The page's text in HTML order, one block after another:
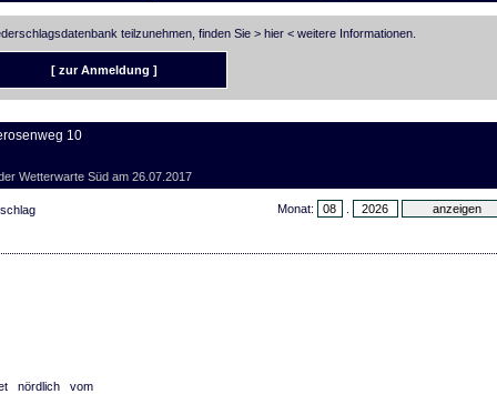
teilzunehmen, finden Sie > hier< weitere Informationen.
[ zur Anmeldung ]
10
Wetterwarte Süd am 26.07.2017
Monat:
nördlich vom